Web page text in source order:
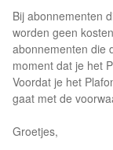
Bij abonnementen
worden geen
abonnementen die
moment dat je het
Voordat je het
gaat met de
Groetjes,